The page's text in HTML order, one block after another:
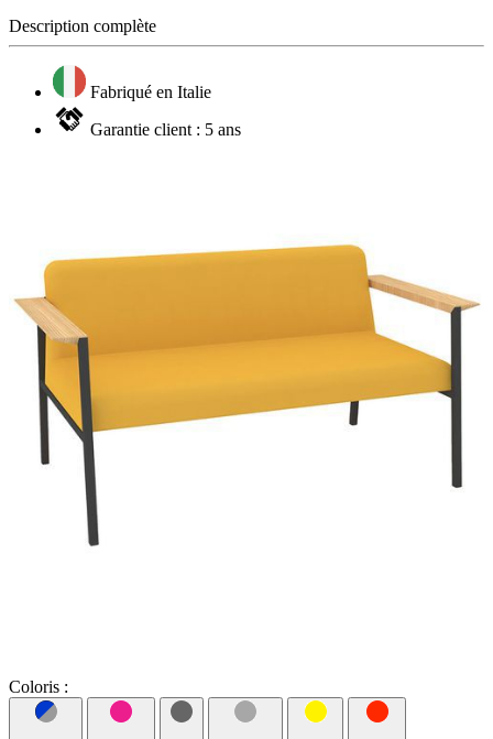
Description complète
Fabriqué en Italie
Garantie client : 5 ans
Coloris :